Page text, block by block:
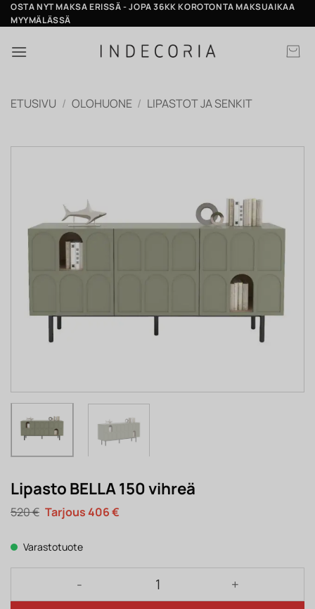
Skip
to
OSTA NYT MAKSA ERISSÄ - JOPA 36KK KOROTONTA MAKSUAIKAA
MYYMÄLÄSSÄ
ETUSIVU / OLOHUONE / LIPASTOT JA SENKIT
Lipasto BELLA 150 vihreä
520€ Alkuperäinen
hinta
520 €.
406€Nykyinen
Varastotuote
Lipasto BELLA 150 vihreä määrä